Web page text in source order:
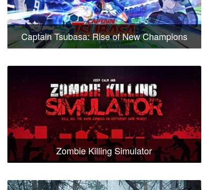
Captain Tsubasa: Rise of New Champions
Zombie Killing Simulator